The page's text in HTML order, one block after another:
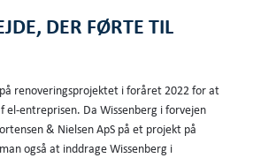
DER FØRTE TIL
renoveringsprojektet i foråret 2022 for at
el-entreprisen. Da Wissenberg i forvejen
& Nielsen ApS på et projekt på
også at inddrage Wissenberg i